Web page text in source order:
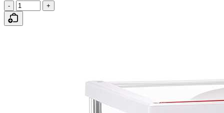
- +